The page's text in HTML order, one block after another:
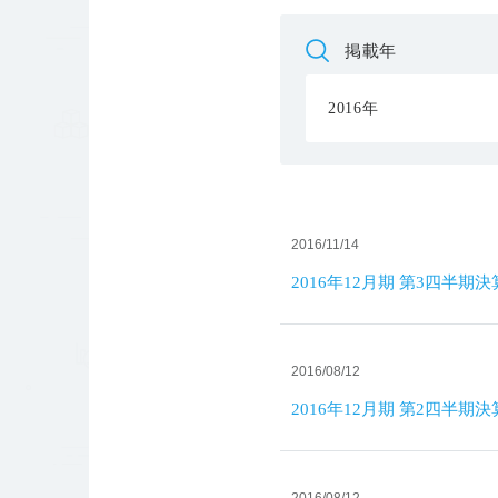
掲載年
2016年
2016/11/14
2016年12月期 第3四半期決
2016/08/12
2016年12月期 第2四半期決